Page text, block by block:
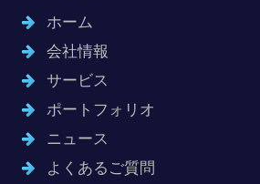
ホーム
会社情報
サービス
ポートフォリオ
ニュース
よくあるご質問